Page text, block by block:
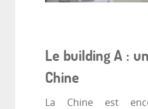
Le building A :
Chine
La Chine est